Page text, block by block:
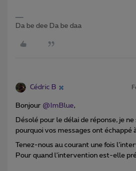
Da be dee Da be daa
Cédric B
Bonjour @ImBlue,
Désolé pour le délai de réponse, je
pourquoi vos messages ont échappé
Tenez-nous au courant une fois
Pour quand l’intervention est-elle